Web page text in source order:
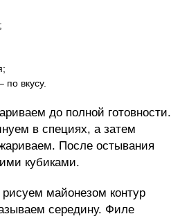
по вкусу.
до полной готовности.
в специях, а затем
После остывания
кубиками.
рисуем майонезом контур
середину. Филе